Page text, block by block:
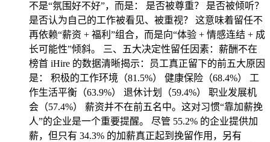
不是“氛围好不好”，而是： 是否被尊重？ 是否被倾听？
是否认为自己的工作被看见、被重视？ 这意味着留任不
再依赖“薪资 + 福利”组合，而是向“体验 + 情感连结 + 成
长可能性”倾斜。 三、五大决定性留任因素：薪酬不在
榜首 iHire 的数据清晰揭示：员工真正留下的前五大原因
是： 积极的工作环境（81.5%） 健康保险（68.4%） 工
作生活平衡（63.9%） 退休计划（59.4%） 职业发展机
会（57.4%） 薪资并不在前五名中。这对习惯“靠加薪挽
人”的企业是一个重要提醒。 尽管 55.2% 的企业提供加
薪，但只有 34.3% 的加薪真正起到挽留作用，另有